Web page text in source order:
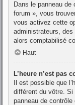
Dans le panneau de
forum », vous
vous activez cette
administrateurs,
alors comptabilisé
Haut
L’heure n’est pas
Il est possible que
différent du vôtre.
panneau de contrôle